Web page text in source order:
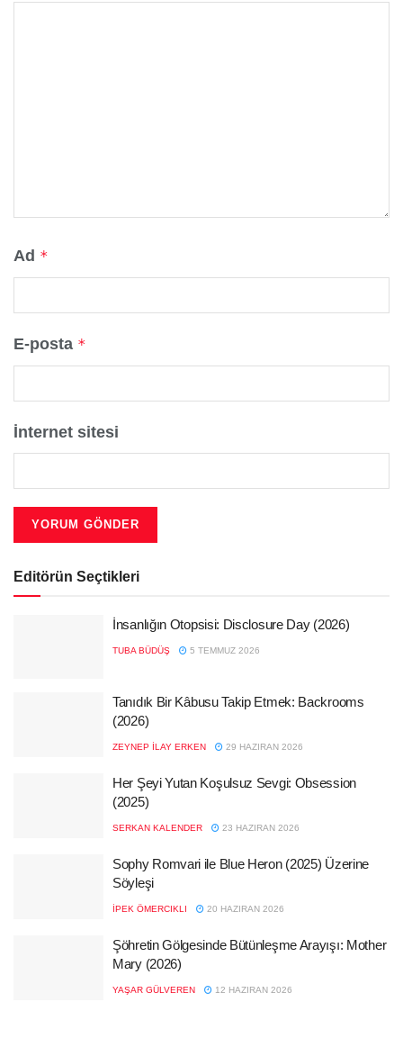
Ad *
E-posta *
İnternet sitesi
Editörün Seçtikleri
İnsanlığın Otopsisi: Disclosure Day (2026)
TUBA BÜDÜŞ 5 TEMMUZ 2026
Tanıdık Bir Kâbusu Takip Etmek: Backrooms
(2026)
ZEYNEP İLAY ERKEN 29 HAZIRAN 2026
Her Şeyi Yutan Koşulsuz Sevgi: Obsession
(2025)
SERKAN KALENDER 23 HAZIRAN 2026
Sophy Romvari ile Blue Heron (2025) Üzerine
Söyleşi
İPEK ÖMERCIKLI 20 HAZIRAN 2026
Şöhretin Gölgesinde Bütünleşme Arayışı: Mother
Mary (2026)
YAŞAR GÜLVEREN 12 HAZIRAN 2026